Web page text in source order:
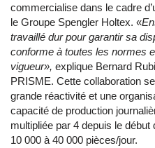
commercialise dans le cadre
le Groupe Spengler Holtex. «
travaillé dur pour garantir sa
conforme à toutes les normes
vigueur», explique Bernard
PRISME. Cette collaboration
grande réactivité et une
capacité de production
multipliée par 4 depuis le
10 000 à 40 000 pièces/jour.